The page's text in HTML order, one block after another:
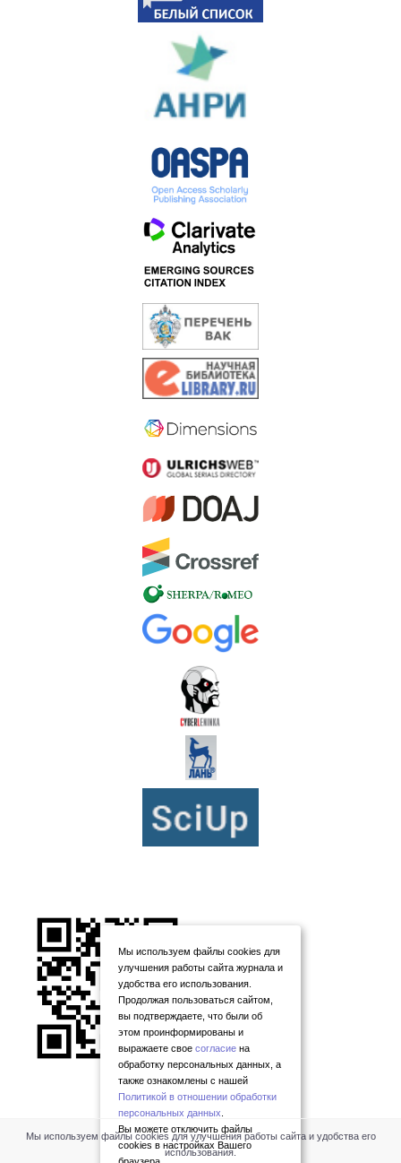
Мы используем файлы cookies для
улучшения работы сайта журнала и
удобства его использования.
Продолжая пользоваться сайтом,
вы подтверждаете, что были об
этом проинформированы и
выражаете свое согласие на
обработку персональных данных, а
также ознакомлены с нашей
Политикой в отношении обработки
персональных данных
Вы можете отключить файлы
cookies в настройках Вашего
Мы используем файлы cookies для улучшения работы сайта и удобства его
использования.